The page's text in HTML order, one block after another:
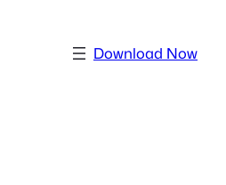
Download Now